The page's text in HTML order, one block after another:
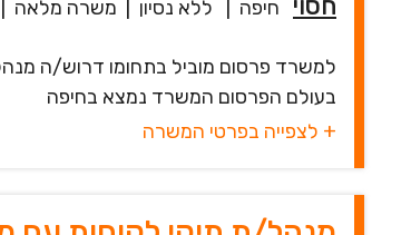
חסוי חיפה ללא נסיון משרה מלאה
למשרד פרסום מוביל בתחומו דרוש/ה
בעולם הפרסום המשרד נמצא בחיפה
+ לצפייה בפרטי המשרה